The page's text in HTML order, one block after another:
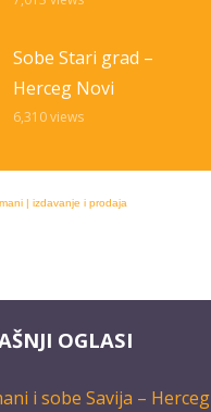
Sobe Stari grad –
Herceg Novi
6,310views
OGLASI
i sobe Savija – Herceg